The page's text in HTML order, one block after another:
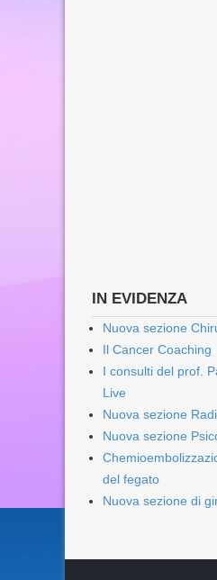
IN EVIDENZA
Nuova sezione
Il Cancer Coaching
I consulti del prof.
Live
Nuova sezione
Nuova sezione
del fegato
Nuova sezione di